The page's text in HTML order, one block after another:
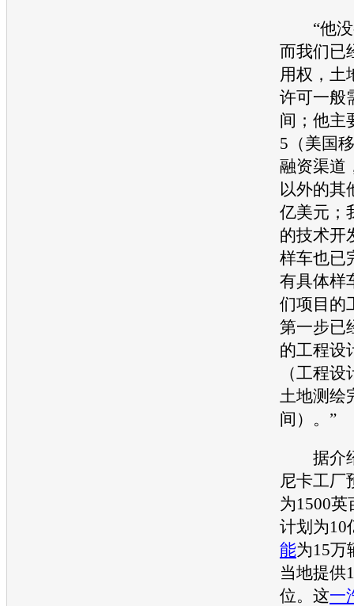
“他没
而我们已
用权，土
许可一般
间；他主
5（美国
融资渠道
以外的其
亿美元；
的技术开
样车也已
有具体样
们项目的
第一步已
的工程设
（工程
土地测绘
间）。”
据介绍
尼卡工厂
为1500
计划为10
能为15万
当地提供
位。这一